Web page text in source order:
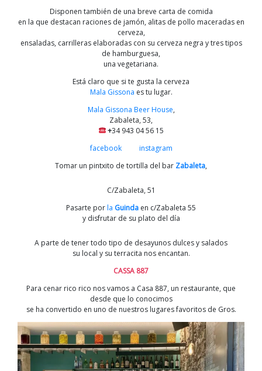
Disponen también de una breve carta de comida
en la que destacan raciones de jamón, alitas de pollo maceradas en
cerveza,
ensaladas, carrilleras elaboradas con su cerveza negra y tres tipos
de hamburguesa,
una vegetariana.
Está claro que si te gusta la cerveza
Mala Gissona es tu lugar.
Mala Gissona Beer House,
Zabaleta, 53,
+34 943 04 56 15
facebook
instagram
Tomar un pintxito de tortilla del bar Zabaleta,
C/Zabaleta, 51
Pasarte porla Guinda en c/Zabaleta 55
y disfrutar de su plato del día
A parte de tener todo tipo de desayunos dulces y salados
su local y su terracita nos encantan.
CASSA 887
Para cenar rico rico nos vamos a Casa 887, un restaurante, que
desde que lo conocimos
se ha convertido en uno de nuestros lugares favoritos de Gros.